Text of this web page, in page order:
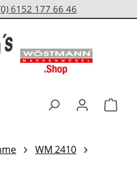
ab 1.000 € EKwert**
WM 2410